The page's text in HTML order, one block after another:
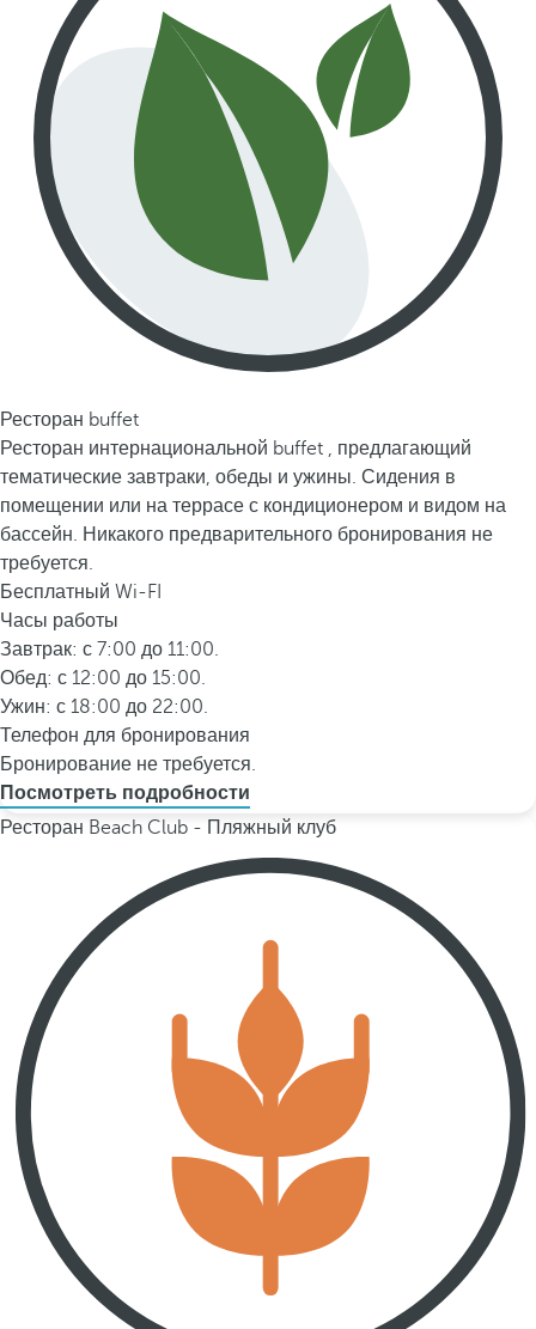
Ресторан buffet
Ресторан интернациональной buffet , предлагающий
тематические завтраки, обеды и ужины. Сидения в
помещении или на террасе с кондиционером и видом на
бассейн. Никакого предварительного бронирования не
требуется.
Бесплатный Wi-FI
Часы работы
Завтрак: с 7:00 до 11:00.
Обед: с 12:00 до 15:00.
Ужин: с 18:00 до 22:00.
Телефон для бронирования
Бронирование не требуется.
Посмотреть подробности
Ресторан Beach Club - Пляжный клуб